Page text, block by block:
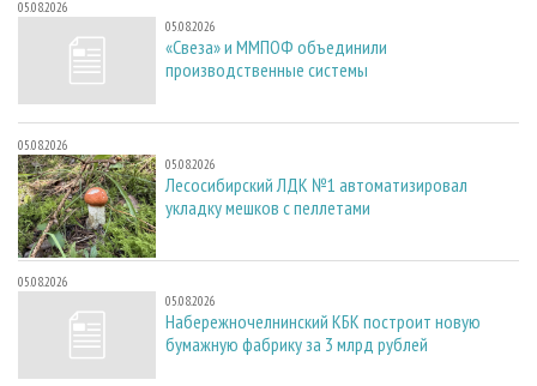
05.08.2026
05.08.2026
«Свеза» и ММПОФ объединили
производственные системы
05.08.2026
05.08.2026
Лесосибирский ЛДК №1 автоматизировал
укладку мешков с пеллетами
05.08.2026
05.08.2026
Набережночелнинский КБК построит новую
бумажную фабрику за 3 млрд рублей